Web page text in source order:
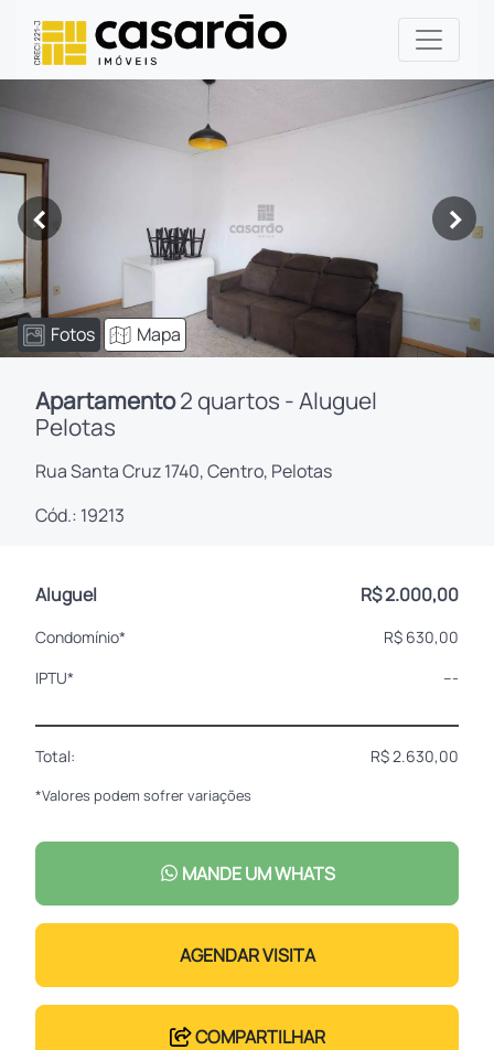
< >
Fotos Mapa
Apartamento2 quartos - Aluguel
Pelotas
Rua Santa Cruz 1740, Centro, Pelotas
Cód.: 19213
Aluguel R$ 2.000,00
Condomínio*
R$ 630,00
IPTU*
---
Total: R$ 2.630,00
*Valores podem sofrer variações
MANDE UM WHATS
AGENDAR VISITA
COMPARTILHAR